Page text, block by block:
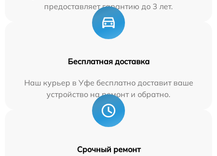
предоставляет гарантию до 3 лет.
Бесплатная доставка
Наш курьер в Уфе бесплатно доставит ваше
устройство на ремонт и обратно.
Срочный ремонт